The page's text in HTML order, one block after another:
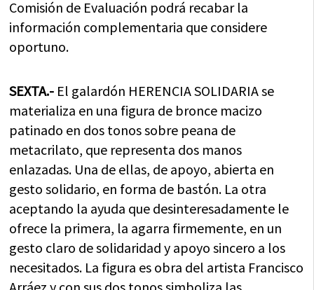
Comisión de Evaluación podrá recabar la
información complementaria que considere
oportuno.
SEXTA.- El galardón HERENCIA SOLIDARIA se
materializa en una figura de bronce macizo
patinado en dos tonos sobre peana de
metacrilato, que representa dos manos
enlazadas. Una de ellas, de apoyo, abierta en
gesto solidario, en forma de bastón. La otra
aceptando la ayuda que desinteresadamente le
ofrece la primera, la agarra firmemente, en un
gesto claro de solidaridad y apoyo sincero a los
necesitados. La figura es obra del artista Francisco